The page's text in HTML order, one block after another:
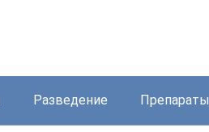
Разведение Препараты